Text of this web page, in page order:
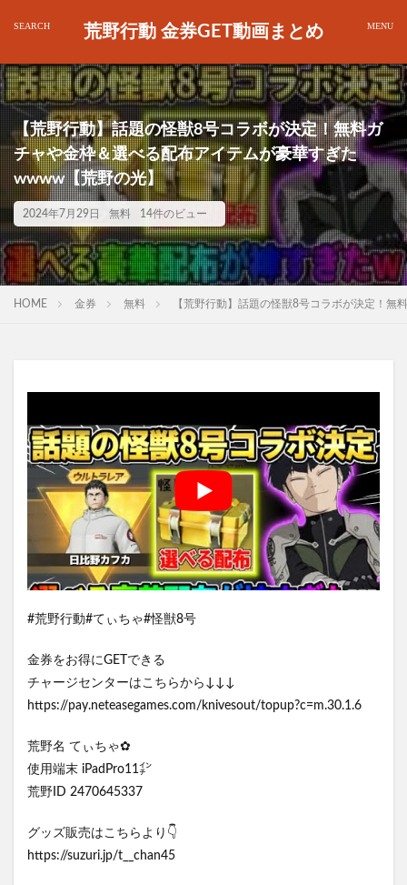
荒野行動 金券GET動画まとめ
【荒野行動】話題の怪獣8号コラボが決定！無料ガ
チャや金枠＆選べる配布アイテムが豪華すぎた
wwww【荒野の光】
2024年7月29日 無料 14件のビュー
HOME 金券 無料 【荒野行動】話題の怪獣8号コラボが決定！
#荒野行動#てぃちゃ#怪獣8号
金券をお得にGETできる
チャージセンターはこちらから↓↓↓
https://pay.neteasegames.com/knivesout/topup?c=m.30.1.6
荒野名 てぃちゃ✿
使用端末 iPadPro11㌅
荒野ID 2470645337
グッズ販売はこちらより👇
https://suzuri.jp/t__chan45